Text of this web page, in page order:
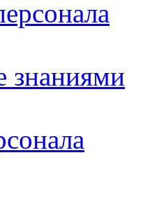
знаниями